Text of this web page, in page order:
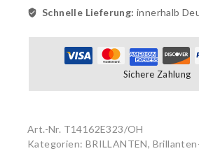
Schnelle Lieferung: innerhalb
Sichere Zahlung
Art.-Nr. T14162E323/OH
Kategorien: BRILLANTEN,